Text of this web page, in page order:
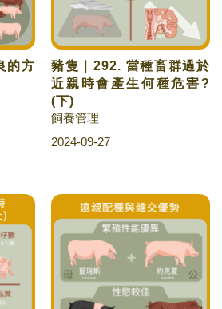
的方
豬隻｜292. 當種畜群過於
近親時會產生何種危害?
(下)
飼養管理
2024-09-27